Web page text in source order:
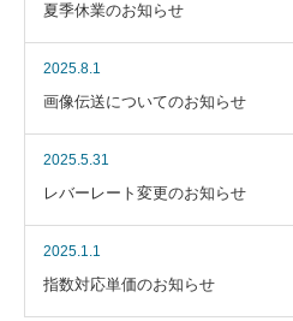
夏季休業のお知らせ
2025.8.1
画像伝送についてのお知らせ
2025.5.31
レバーレート変更のお知らせ
2025.1.1
指数対応単価のお知らせ